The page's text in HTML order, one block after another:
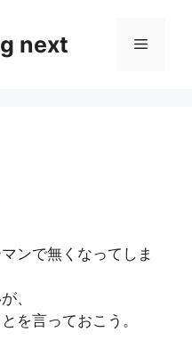
next メ
ンで無くなってしま
、
を言っておこう。